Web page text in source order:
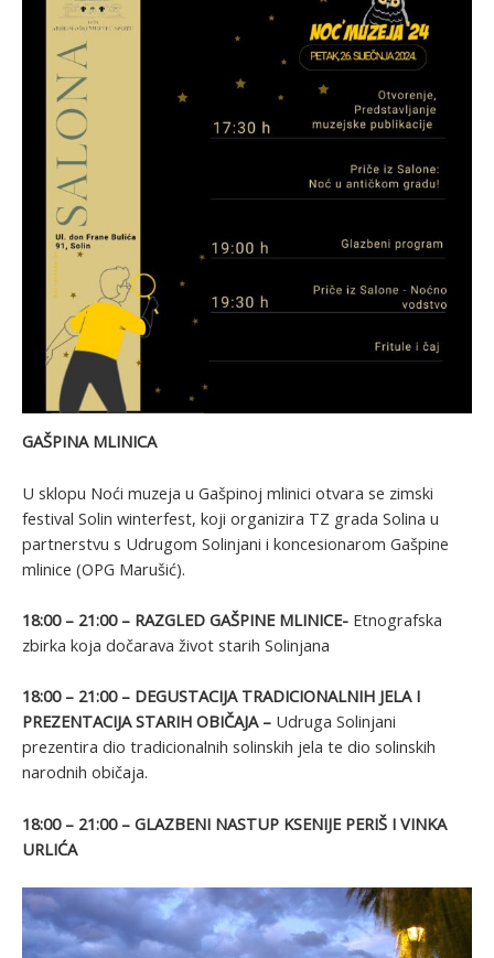
GAŠPINA MLINICA
U sklopu Noći muzeja u Gašpinoj mlinici otvara se zimski
festival Solin winterfest, koji organizira TZ grada Solina u
partnerstvu s Udrugom Solinjani i koncesionarom Gašpine
mlinice (OPG Marušić).
18:00 – 21:00 – RAZGLED GAŠPINE MLINICE- Etnografska
zbirka koja dočarava život starih Solinjana
18:00 – 21:00 – DEGUSTACIJA TRADICIONALNIH JELA I
PREZENTACIJA STARIH OBIČAJA – Udruga Solinjani
prezentira dio tradicionalnih solinskih jela te dio solinskih
narodnih običaja.
18:00 – 21:00 – GLAZBENI NASTUP KSENIJE PERIŠ I VINKA
URLIĆA